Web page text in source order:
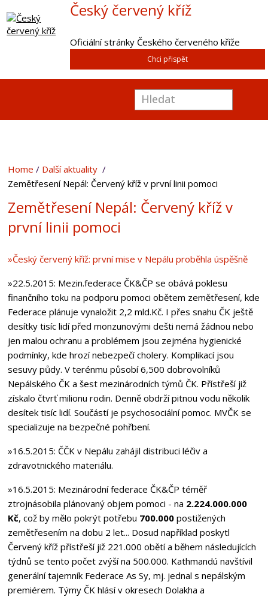
Český červený kříž
Oficiální stránky Českého červeného kříže
Chci přispět
Home
Další aktuality
Zemětřesení Nepál: Červený kříž v první linii pomoci
Zemětřesení Nepál: Červený kříž v
první linii pomoci
»Český červený kříž: první mise v Nepálu proběhla úspěšně
»22.5.2015: Mezin.federace ČK&ČP se obává poklesu
finančního toku na podporu pomoci obětem zemětřesení, kde
Federace plánuje vynaložit 2,2 mld.Kč. I přes snahu ČK ještě
desítky tisíc lidí před monzunovými dešti nemá žádnou nebo
jen malou ochranu a problémem jsou zejména hygienické
podmínky, kde hrozí nebezpečí cholery. Komplikací jsou
sesuvy půdy. V terénmu působí 6,500 dobrovolníků
Nepálského ČK a šest mezinárodních týmů ČK. Přístřeší již
získalo čtvrť milionu rodin. Denně obdrží pitnou vodu několik
desítek tisíc lidí. Součástí je psychosociální pomoc. MVČK se
specializuje na bezpečné pohřbení.
»16.5.2015: ČČK v Nepálu zahájil distribuci léčiv a
zdravotnického materiálu.
»16.5.2015: Mezinárodní federace ČK&ČP téměř
ztrojnásobila plánovaný objem pomoci - na 2.224.000.000
Kč, což by mělo pokrýt potřebu 700.000postižených
zemětřesením na dobu 2 let... Dosud například poskytl
Červený kříž přístřeší již 221.000 obětí a během následujících
týdnů se tento počet zvýší na 500.000. Kathmandú navštívil
generální tajemník Federace As Sy, mj. jednal s nepálským
premiérem. Týmy ČK hlásí v okresech Dolakha a